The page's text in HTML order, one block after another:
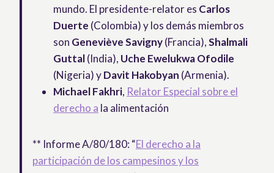
mundo. El presidente-relator es Carlos
Duerte (Colombia) y los demás miembros
son Geneviève Savigny(Francia),Shalmali
Guttal(India), Uche Ewelukwa Ofodile
(Nigeria) yDavit Hakobyan (Armenia).
Michael Fakhri, Relator Especial sobre el
derecho a la alimentación
** Informe A/80/180: “El derecho a la
participación de los campesinos y los